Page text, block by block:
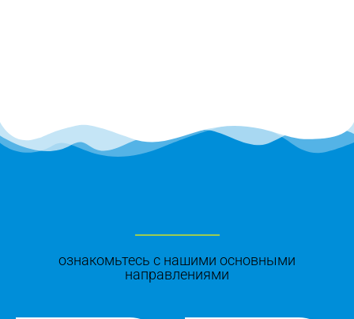
ознакомьтесь с нашими основными
направлениями